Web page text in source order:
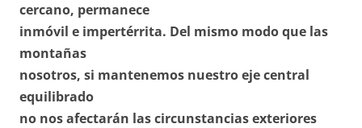
cercano, permanece
inmóvil e impertérrita. Del mismo modo que las
montañas
nosotros, si mantenemos nuestro eje central
equilibrado
no nos afectarán las circunstancias exteriores